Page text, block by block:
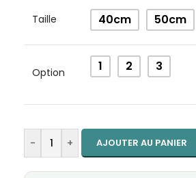
Taille 40cm 50cm
Option 1 2 3
- + AJOUTER AU PANIER